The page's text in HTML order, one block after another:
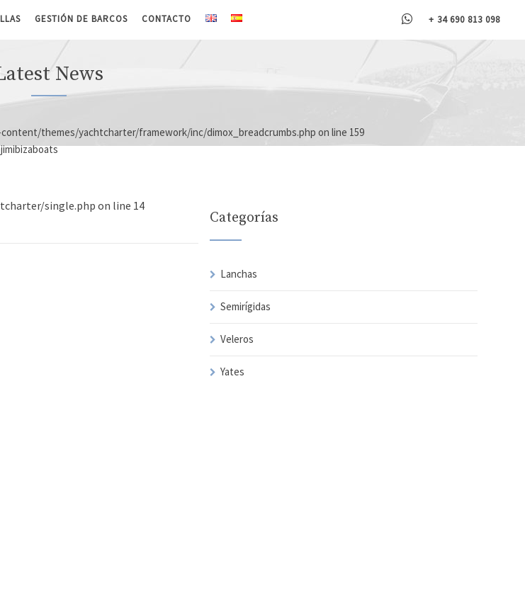
GESTIÓN DE BARCOS CONTACTO + 34 690 813 098
News
themes/yachtcharter/framework/inc/dimox_breadcrumbs.php on line 159
single.php on line 14
Categorías
Lanchas
Semirígidas
Veleros
Yates